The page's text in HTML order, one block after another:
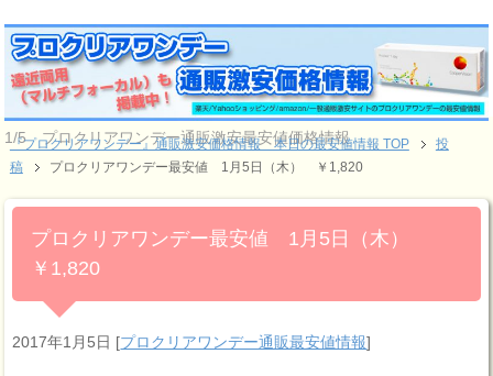
1/5 プロクリアワンデー通販激安最安値価格情報
『プロクリアワンデー』通販激安価格情報 本日の最安値情報 TOP
投
稿
プロクリアワンデー最安値 1月5日（木） ￥1,820
プロクリアワンデー最安値 1月5日（木）
￥1,820
2017年1月5日 [プロクリアワンデー通販最安値情報]